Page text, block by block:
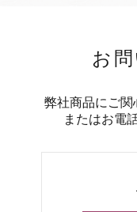
お
弊社商品にご
またはお電